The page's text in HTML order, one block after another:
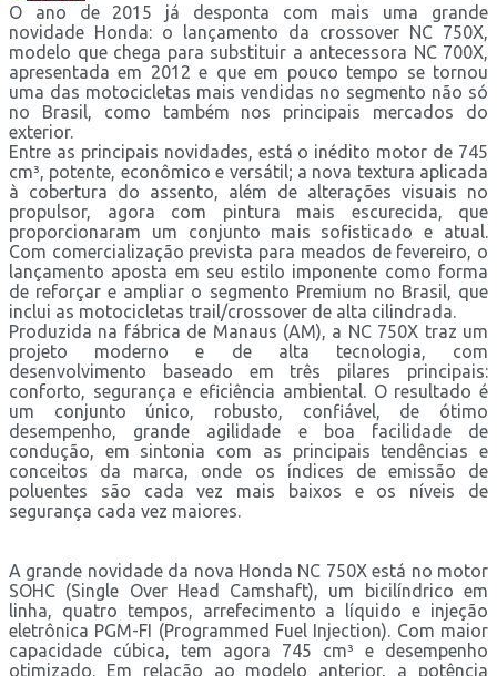
O ano de 2015 já desponta com mais uma grande
novidade Honda: o lançamento da crossover NC 750X,
modelo que chega para substituir a antecessora NC 700X,
apresentada em 2012 e que em pouco tempo se tornou
uma das motocicletas mais vendidas no segmento não só
no Brasil, como também nos principais mercados do
exterior.
Entre as principais novidades, está o inédito motor de 745
cm³, potente, econômico e versátil; a nova textura aplicada
à cobertura do assento, além de alterações visuais no
propulsor, agora com pintura mais escurecida, que
proporcionaram um conjunto mais sofisticado e atual.
Com comercialização prevista para meados de fevereiro, o
lançamento aposta em seu estilo imponente como forma
de reforçar e ampliar o segmento Premium no Brasil, que
inclui as motocicletas trail/crossover de alta cilindrada.
Produzida na fábrica de Manaus (AM), a NC 750X traz um
projeto moderno e de alta tecnologia, com
desenvolvimento baseado em três pilares principais:
conforto, segurança e eficiência ambiental. O resultado é
um conjunto único, robusto, confiável, de ótimo
desempenho, grande agilidade e boa facilidade de
condução, em sintonia com as principais tendências e
conceitos da marca, onde os índices de emissão de
poluentes são cada vez mais baixos e os níveis de
segurança cada vez maiores.
A grande novidade da nova Honda NC 750X está no motor
SOHC (Single Over Head Camshaft), um bicilíndrico em
linha, quatro tempos, arrefecimento a líquido e injeção
eletrônica PGM-FI (Programmed Fuel Injection). Com maior
capacidade cúbica, tem agora 745 cm³ e desempenho
otimizado. Em relação ao modelo anterior, a potência